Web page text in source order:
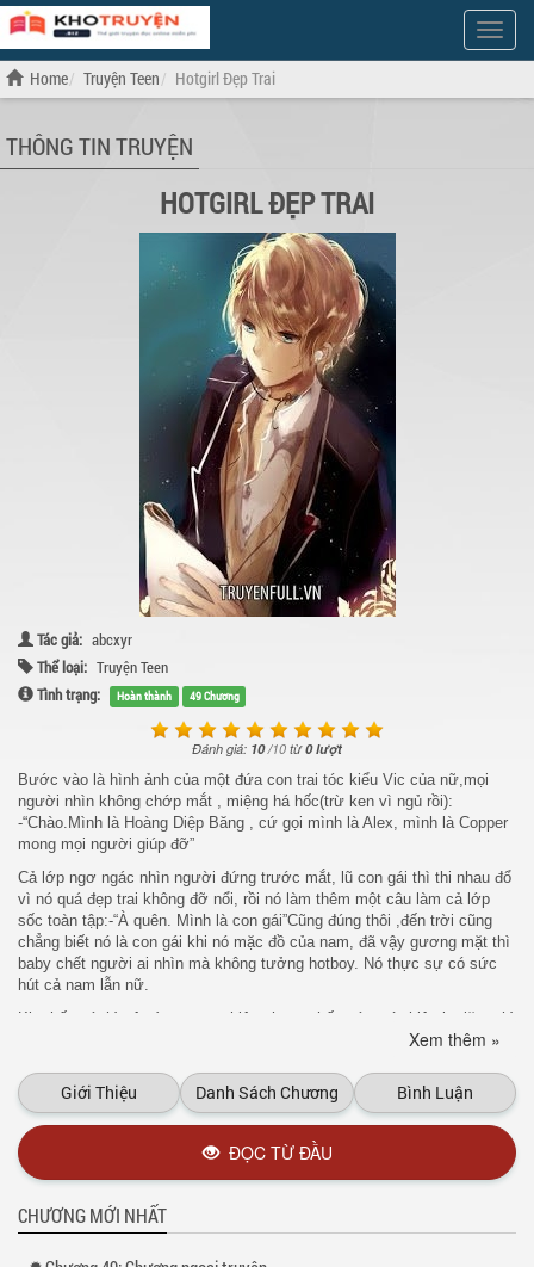
Show
Menu
Home Truyện Teen Hotgirl Đẹp Trai
THÔNG TIN TRUYỆN
HOTGIRL ĐẸP TRAI
Tác giả: abcxyr
Thể loại: Truyện Teen
Tình trạng:
Hoàn thành 49 Chương
Đánh giá: 10/10 từ0 lượt
Bước vào là hình ảnh của một đứa con trai tóc kiểu Vic của nữ,mọi
người nhìn không chớp mắt , miệng há hốc(trừ ken vì ngủ rồi):
-“Chào.Mình là Hoàng Diệp Băng , cứ gọi mình là Alex, mình là Copper
mong mọi người giúp đỡ”
Cả lớp ngơ ngác nhìn người đứng trước mắt, lũ con gái thì thi nhau đổ
vì nó quá đẹp trai không đỡ nổi, rồi nó làm thêm một câu làm cả lớp
sốc toàn tập:-“À quên. Mình là con gái”Cũng đúng thôi ,đến trời cũng
chẳng biết nó là con gái khi nó mặc đồ của nam, đã vậy gương mặt thì
baby chết người ai nhìn mà không tưởng hotboy. Nó thực sự có sức
hút cả nam lẫn nữ.
Kin thấy nó thì vô cùng ngạc nhiên nhưng thấy nó ra tín hiệu im lặng thì
thắc mắc ”tại sao nó lại giấu thân phận để làm gì” Linda và Elly thì vô
tay)-“Coi nào…em ngồi chỗ kia nhé” cô giáo nói rồi chỉ nó chỗ ngồi .Nó
bước xuống chỗ được phân ,ngồi xuống. Nhếch mép cười nửa miệng
bí ẩn trong khi ai cũng đang lo cho số phận của nó …(vì sao thì lần sau
sẽ biết).
Xem thêm tại :Kho truyện
Xem thêm »
Giới Thiệu Danh Sách Chương Bình Luận
ĐỌC TỪ ĐẦU
CHƯƠNG MỚI NHẤT